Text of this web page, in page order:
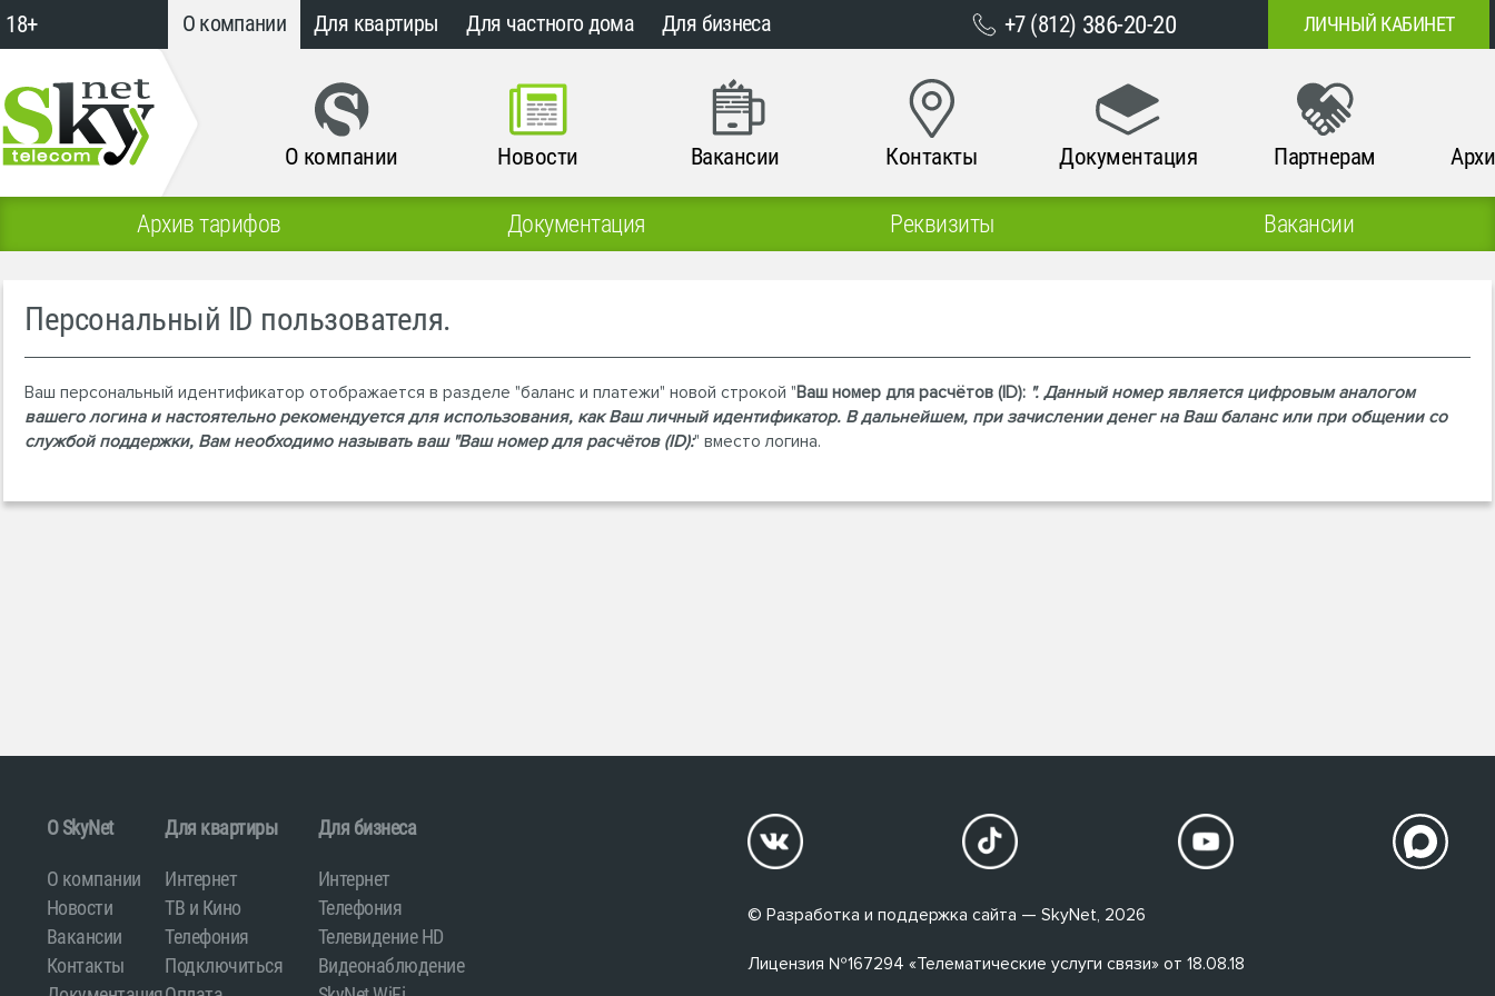
18+ О компании Для квартиры Для частного дома Для бизнеса +7 (812) 386-20-20 ЛИЧНЫЙ КАБИНЕТ
О компании Новости Вакансии Контакты Документация Партнерам
Архив тарифов Документация Реквизиты Вакансии
Персональный ID пользователя.
Ваш персональный идентификатор отображается в разделе "баланс и платежи" новой строкой "Ваш номер для расчётов (ID): ". Данный номер является цифровым аналогом
вашего логина и настоятельно рекомендуется для использования, как Ваш личный идентификатор. В дальнейшем, при зачислении денег на Ваш баланс или при общении со
службой поддержки, Вам необходимо называть ваш "Ваш номер для расчётов (ID):" вместо логина.
O SkyNet
О компании
Новости
Вакансии
Контакты
Для квартиры
Интернет
ТВ и Кино
Телефония
Подключиться
Для бизнеса
Интернет
Телефония
Телевидение HD
Видеонаблюдение
© Разработка и поддержка сайта — SkyNet, 2026
Лицензия №167294 «Телематические услуги связи» от 18.08.18